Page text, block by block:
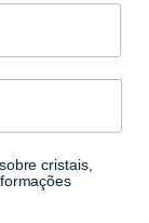
cristais,